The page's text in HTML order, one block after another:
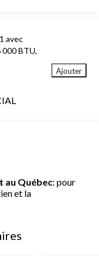
avec
BTU,
Ajouter
au Québec: pour
et la